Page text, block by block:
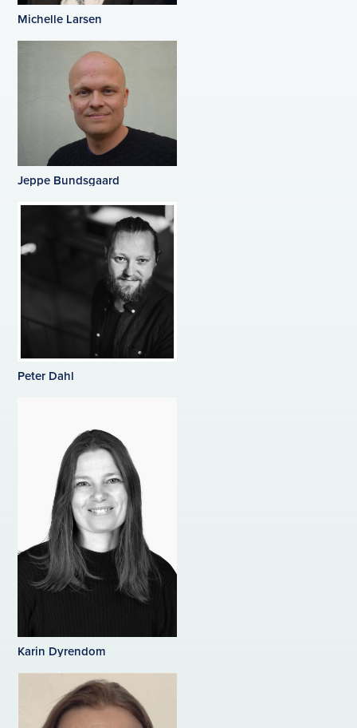
Michelle Larsen
Jeppe Bundsgaard
Peter Dahl
Karin Dyrendom